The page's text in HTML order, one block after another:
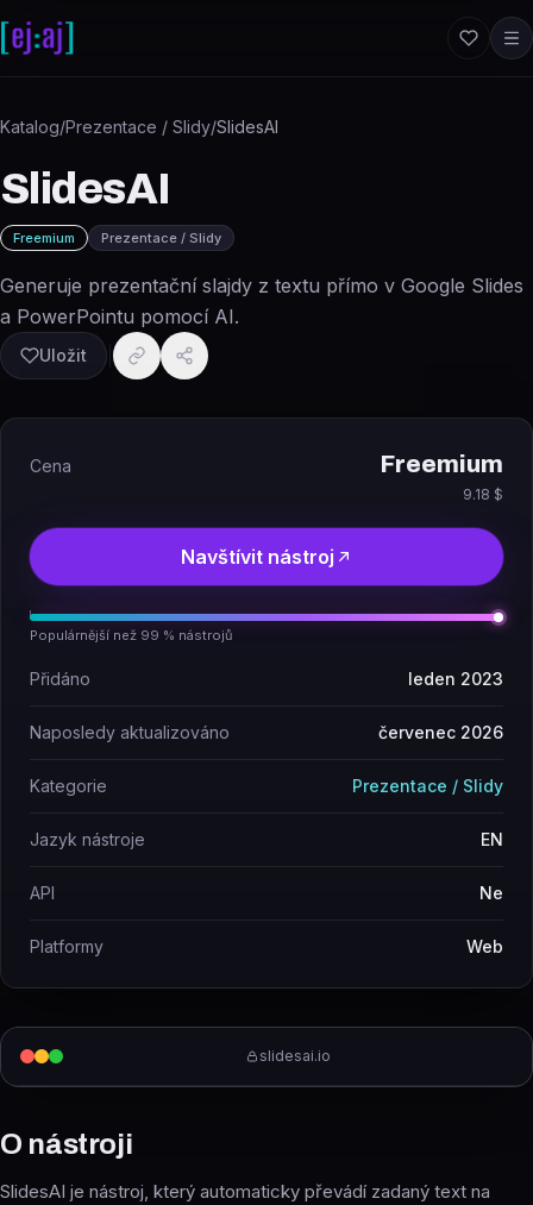
Katalog/Prezentace / Slidy/SlidesAI
SlidesAI
Freemium Prezentace / Slidy
Generuje prezentační slajdy z textu přímo v Google Slides
a PowerPointu pomocí AI.
Uložit
slidesai.io
O nástroji
SlidesAI je nástroj, který automaticky převádí zadaný text na
Cena Freemium
9.18 $
Navštívit nástroj
Populárnější než 99 % nástrojů
Přidáno leden 2023
Naposledy aktualizováno červenec 2026
Kategorie Prezentace / Slidy
Jazyk nástroje EN
API Ne
Platformy Web